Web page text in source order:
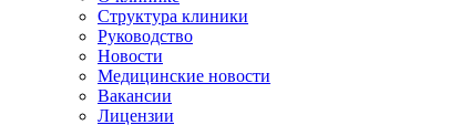
Структура клиники
Руководство
Новости
Медицинские новости
Вакансии
Лицензии